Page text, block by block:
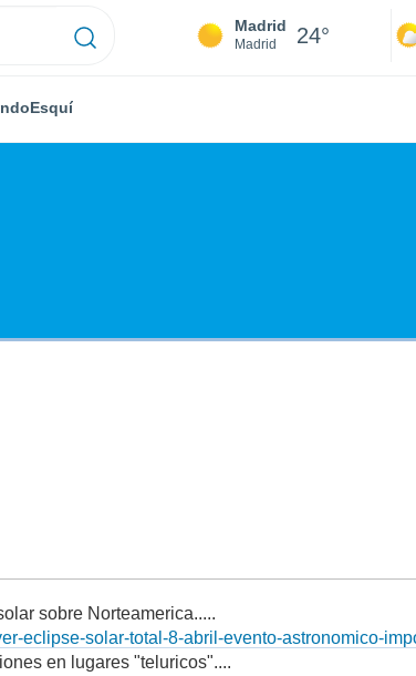
Madrid
Madrid 24°
Esquí
sobre Norteamerica.....
eclipse-solar-total-8-abril-evento-astronomico-
en lugares "teluricos"....